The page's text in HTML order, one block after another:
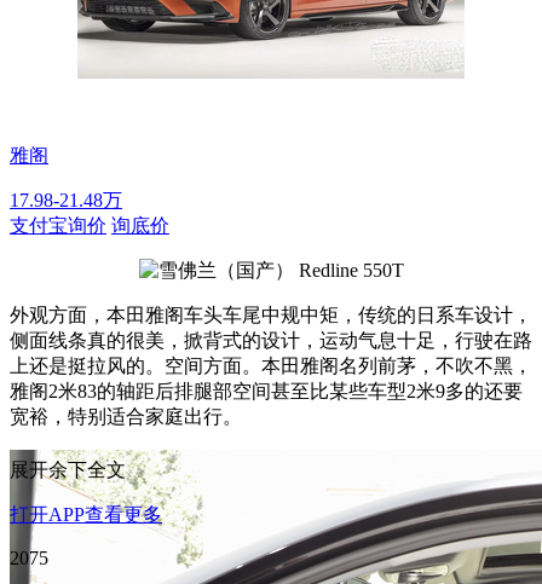
雅阁
17.98-21.48万
支付宝询价 询底价
外观方面，本田雅阁车头车尾中规中矩，传统的日系车设计，
侧面线条真的很美，掀背式的设计，运动气息十足，行驶在路
上还是挺拉风的。空间方面。本田雅阁名列前茅，不吹不黑，
雅阁2米83的轴距后排腿部空间甚至比某些车型2米9多的还要
宽裕，特别适合家庭出行。
展开余下全文
打开APP查看更多
2075